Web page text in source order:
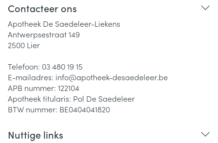
Contacteer ons
Apotheek De Saedeleer-Liekens
Antwerpsestraat 149
2500 Lier
Telefoon: 03 480 19 15
E-mailadres: info@apotheek-desaedeleer.be
APB nummer: 122104
Apotheek titularis: Pol De Saedeleer
BTW nummer: BE0404041820
Nuttige links